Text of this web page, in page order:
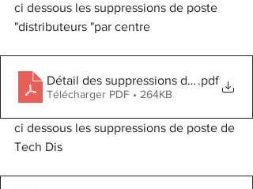
ci dessous les suppressions de poste
"distributeurs "par centre
Détail des suppressions de .pdf
Télécharger PDF • 264KB
ci dessous les suppressions de poste de
Tech Dis